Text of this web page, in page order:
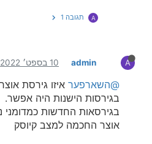
A תגובה 1
A
admin 10 בספט׳ 2022, 21:48
@השארפער איזו גירסת
בגירסות הישנות היה אפשר.
בגירסאות החדשות כמדומני
אוצר החכמה למצב קיוסק